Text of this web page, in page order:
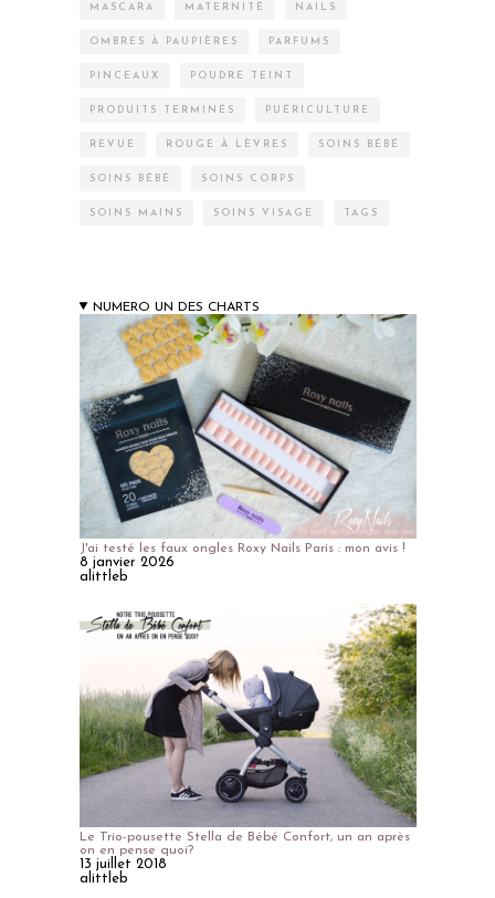
MASCARA MATERNITÉ NAILS
OMBRES À PAUPIÈRES PARFUMS
PINCEAUX POUDRE TEINT
PRODUITS TERMINÉS PUÉRICULTURE
REVUE ROUGE À LÈVRES SOINS BÉBÉ
SOINS BÉBÉ SOINS CORPS
SOINS MAINS SOINS VISAGE TAGS
NUMERO UN DES CHARTS
J'ai testé les faux ongles Roxy Nails Paris : mon avis !
8 janvier 2026
alittleb
Le Trio-pousette Stella de Bébé Confort, un an après
on en pense quoi?
13 juillet 2018
alittleb